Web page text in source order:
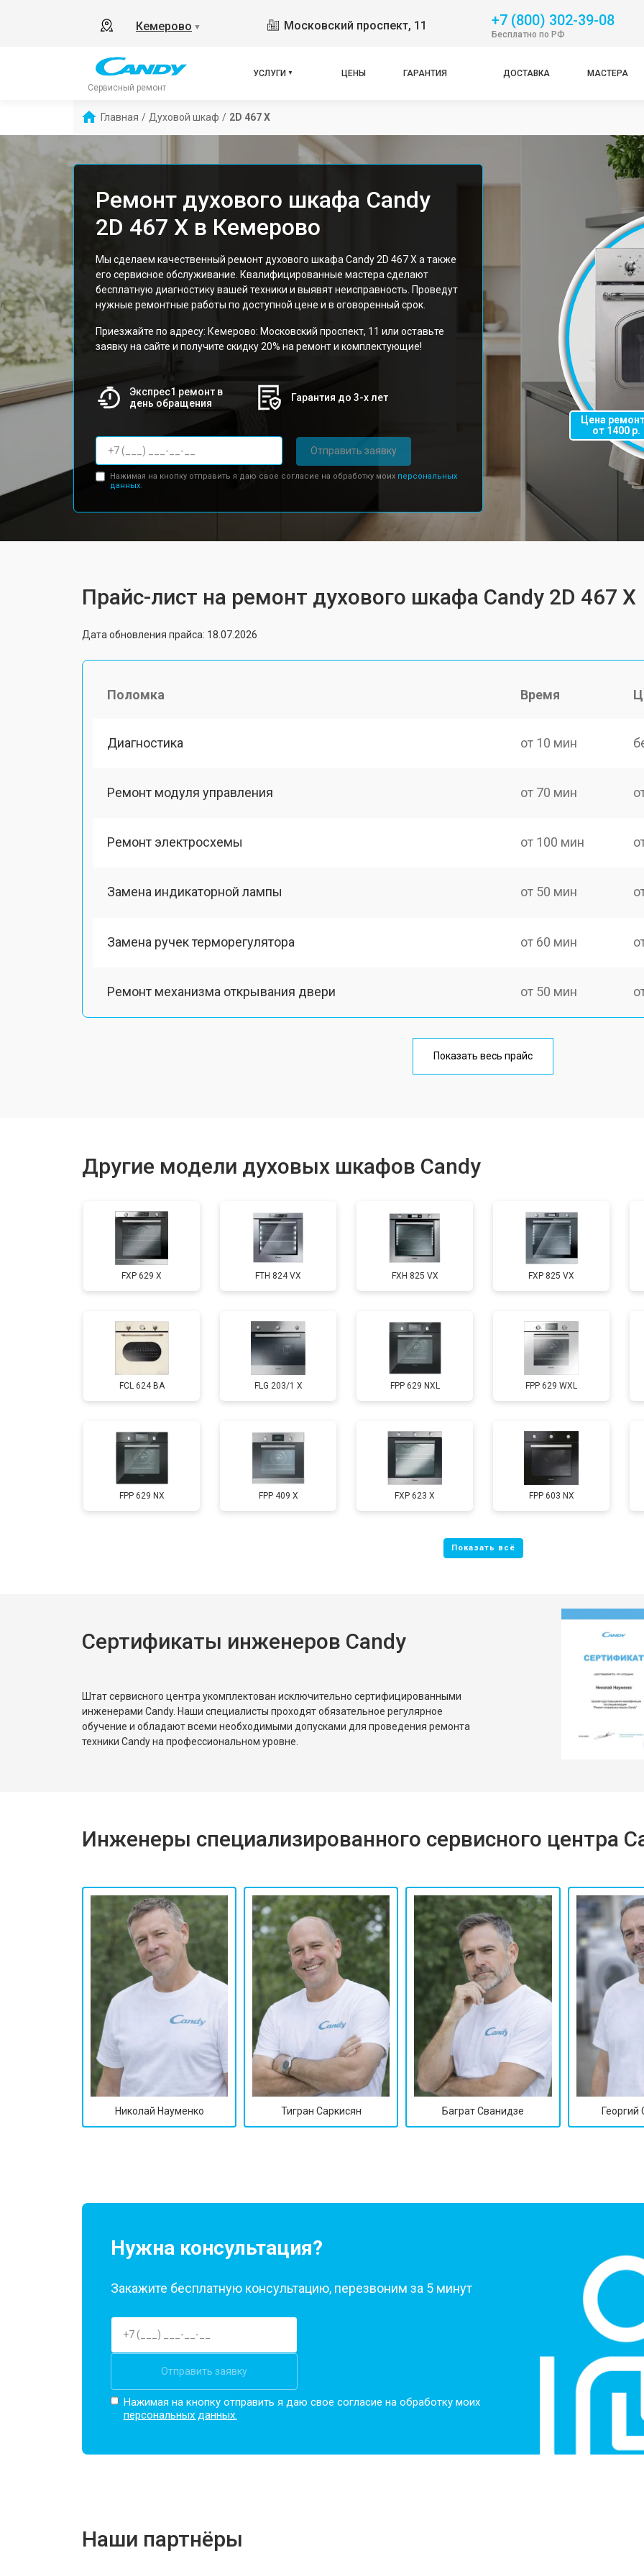
Кемерово ▼ Московский проспект, 11 +7 (800) 302-39-08
Бесплатно по РФ
Сервисный ремонт
УСЛУГИ ЦЕНЫ ГАРАНТИЯ ДОСТАВКА МАСТЕРА
Главная / Духовой шкаф / 2D 467 X
Ремонт духового шкафа Candy
2D 467 X в Кемерово
Мы сделаем качественный ремонт духового шкафа Candy 2D 467 X а также
его сервисное обслуживание. Квалифицированные мастера сделают
бесплатную диагностику вашей техники и выявят неисправность. Проведут
нужные ремонтные работы по доступной цене и в оговоренный срок.
Приезжайте по адресу: Кемерово: Московский проспект, 11 или оставьте
заявку на сайте и получите скидку 20% на ремонт и комплектующие!
Экспрес1 ремонт в
день обращения
Гарантия до 3-х лет
Отправить заявку
Нажимая на кнопку отправить я даю свое согласие на обработку моих персональных
данных.
Цена
от 1400 р.
Прайс-лист на ремонт духового шкафа Candy 2D 467 X
Дата обновления прайса: 18.07.2026
Поломка Время
Диагностика от 10 мин
Ремонт модуля управления от 70 мин
Ремонт электросхемы от 100 мин
Замена индикаторной лампы от 50 мин
Замена ручек терморегулятора от 60 мин
Ремонт механизма открывания двери от 50 мин
от 90 мин
Замена панели управления от 120 мин
Показать весь прайс
Другие модели духовых шкафов Candy
FXP 629 X FTH 824 VX FXH 825 VX FXP 825 VX
FCL 624 BA FLG 203/1 X FPP 629 NXL FPP 629 WXL
FPP 629 NX FPP 409 X FXP 623 X FPP 603 NX
Сертификаты инженеров Candy
Штат сервисного центра укомплектован исключительно сертифицированными
инженерами Candy. Наши специалисты проходят обязательное регулярное
обучение и обладают всеми необходимыми допусками для проведения ремонта
техники Candy на профессиональном уровне.
Инженеры специализированного сервисного центра
Николай Науменко Тигран Саркисян Баграт Сванидзе Георгий
Нужна консультация?
Закажите бесплатную консультацию, перезвоним за 5 минут
Отправить заявку
Нажимая на кнопку отправить я даю свое согласие на обработку моих
персональных данных.
Наши партнёры